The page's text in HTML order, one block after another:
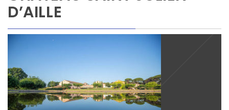
D’AILLE